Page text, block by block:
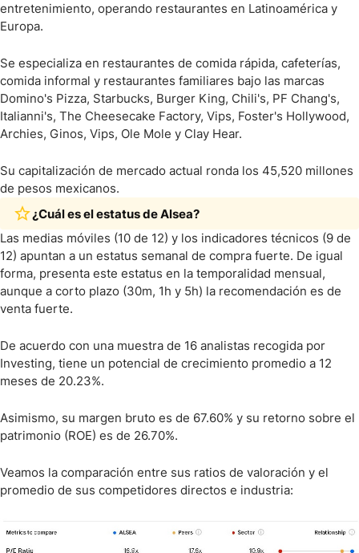
entretenimiento, operando restaurantes en Latinoamérica y
Europa.
Se especializa en restaurantes de comida rápida, cafeterías,
comida informal y restaurantes familiares bajo las marcas
Domino's Pizza, Starbucks, Burger King, Chili's, PF Chang's,
Italianni's, The Cheesecake Factory, Vips, Foster's Hollywood,
Archies, Ginos, Vips, Ole Mole y Clay Hear.
Su capitalización de mercado actual ronda los 45,520 millones
de pesos mexicanos.
¿Cuál es el estatus de Alsea?
Las medias móviles (10 de 12) y los indicadores técnicos (9 de
12) apuntan a un estatus semanal de compra fuerte. De igual
forma, presenta este estatus en la temporalidad mensual,
aunque a corto plazo (30m, 1h y 5h) la recomendación es de
venta fuerte.
De acuerdo con una muestra de 16 analistas recogida por
Investing, tiene un potencial de crecimiento promedio a 12
meses de 20.23%.
Asimismo, su margen bruto es de 67.60% y su retorno sobre el
patrimonio (ROE) es de 26.70%.
Veamos la comparación entre sus ratios de valoración y el
promedio de sus competidores directos e industria: